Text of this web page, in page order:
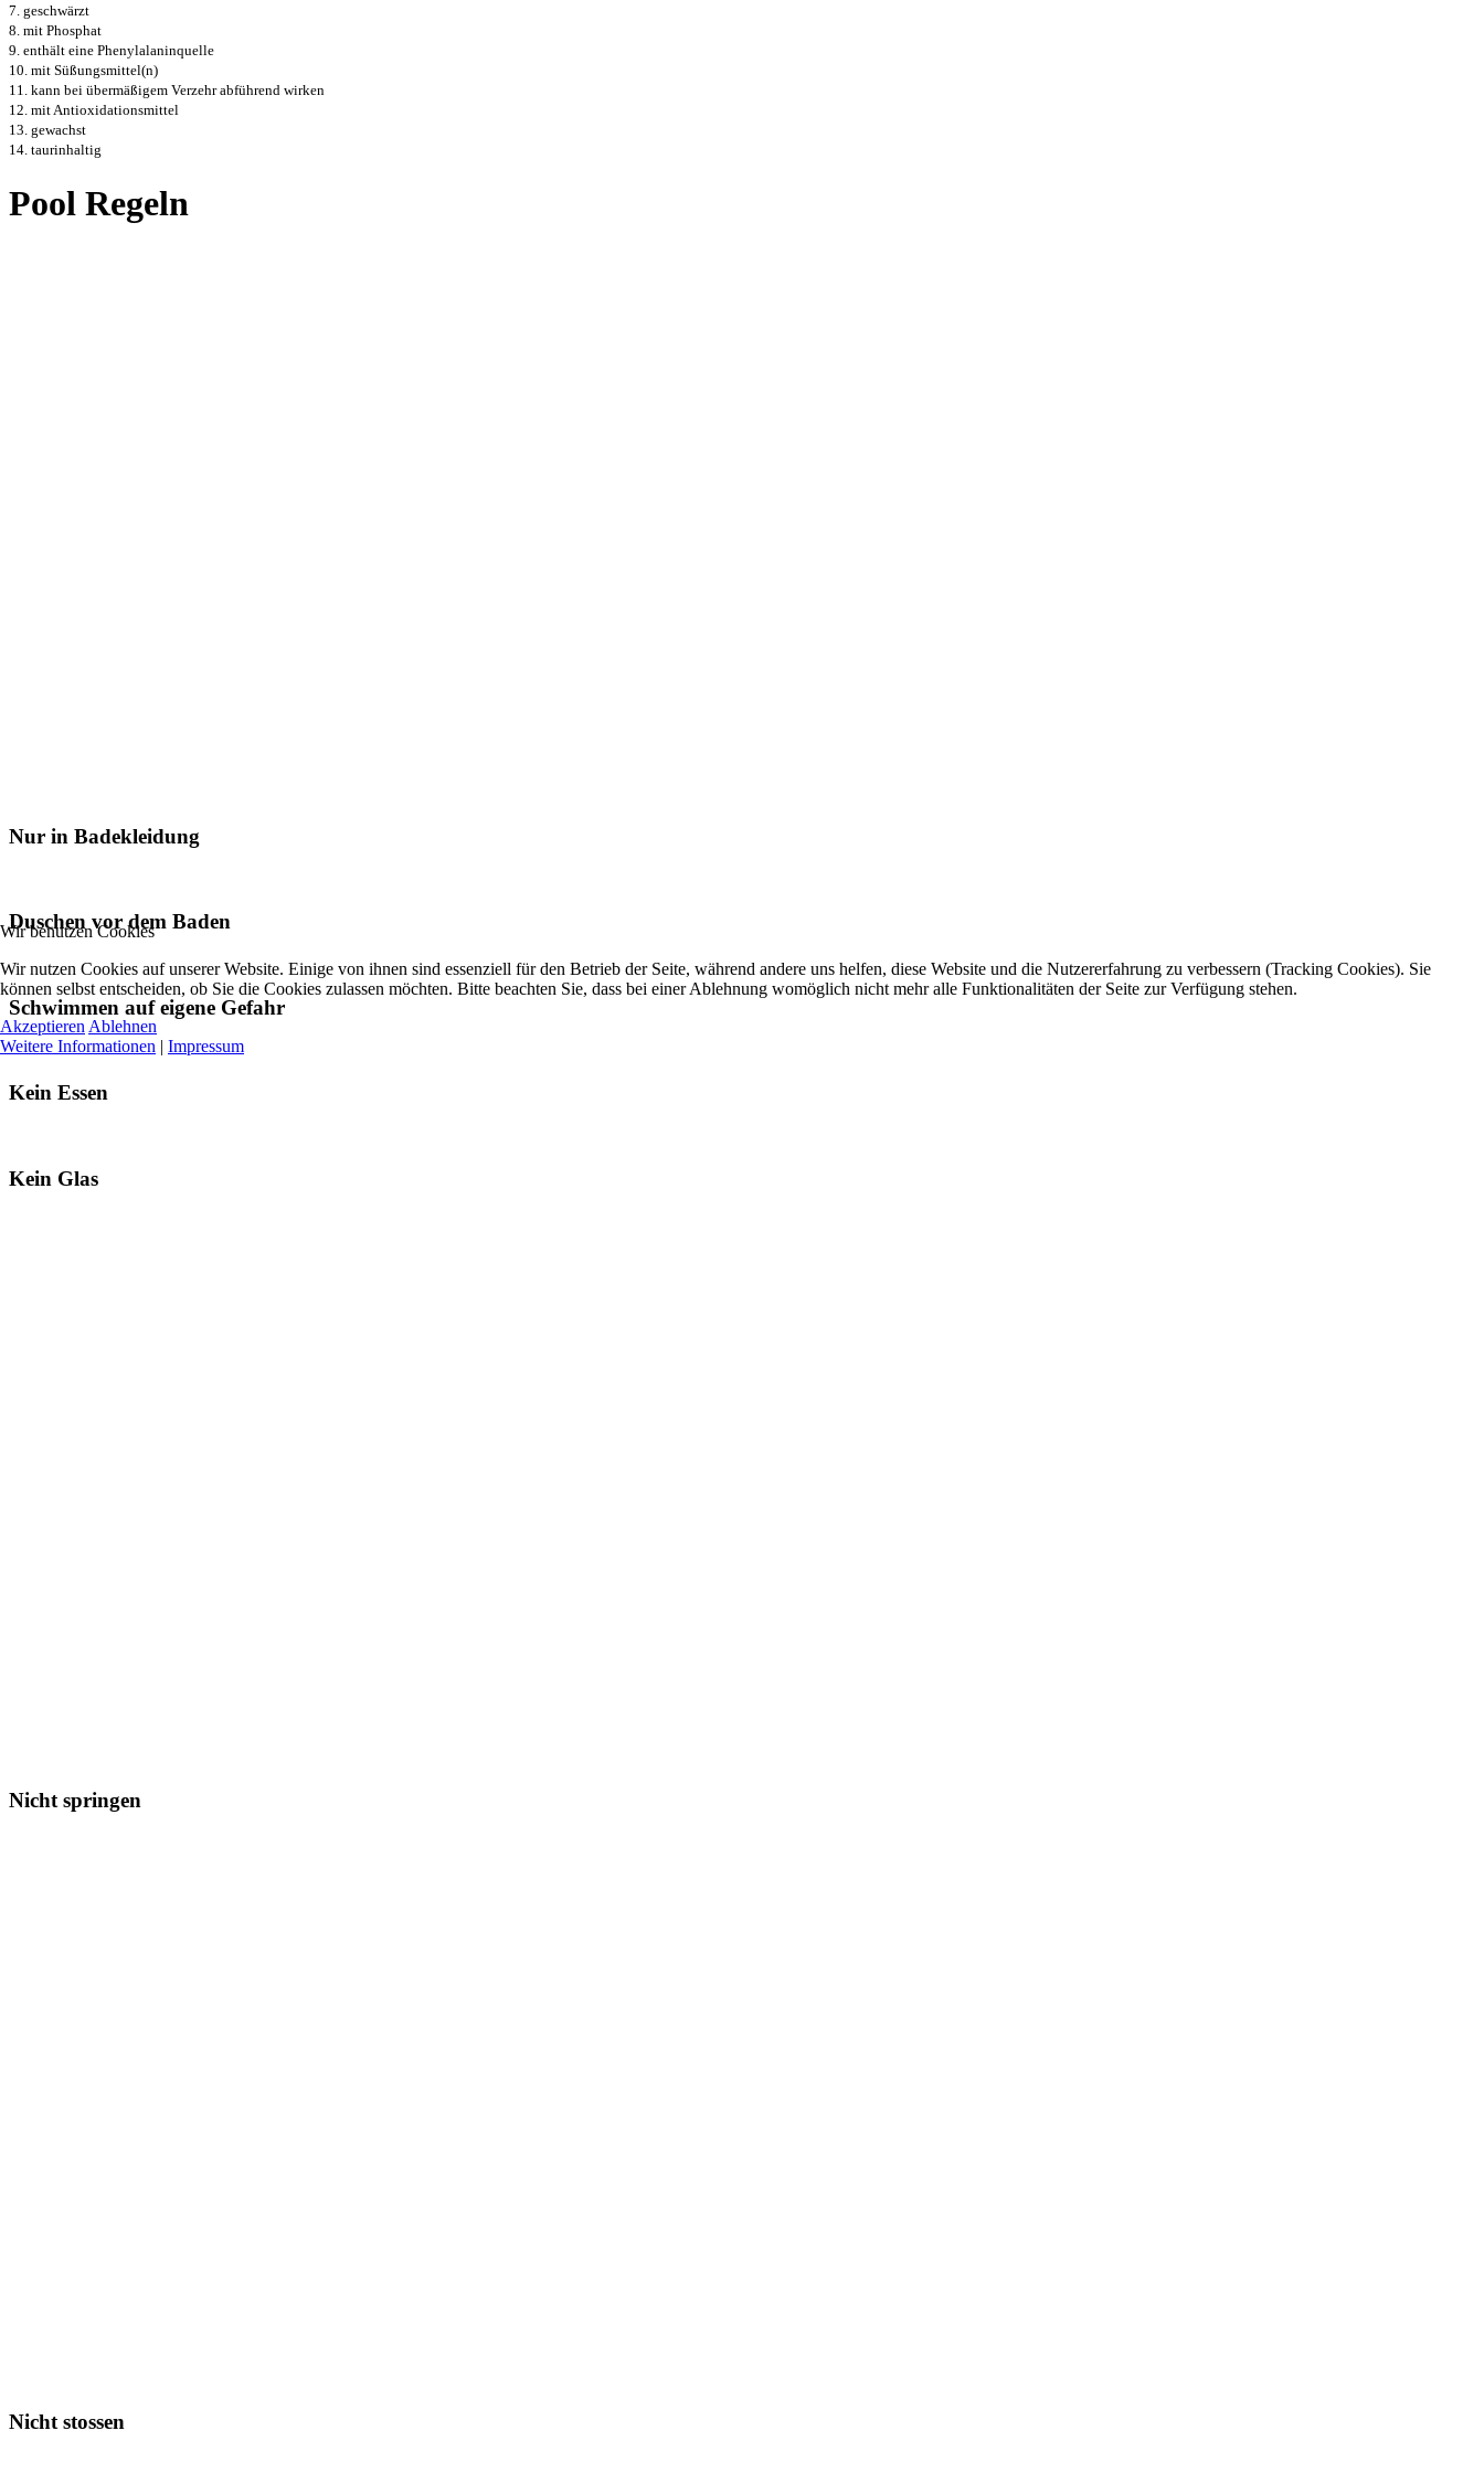
7. geschwärzt
8. mit Phosphat
9. enthält eine Phenylalaninquelle
10. mit Süßungsmittel(n)
11. kann bei übermäßigem Verzehr abführend wirken
12. mit Antioxidationsmittel
13. gewachst
14. taurinhaltig
Pool Regeln
Nur in Badekleidung
Duschen vor dem Baden
Schwimmen auf eigene Gefahr
Kein Essen
Kein Glas
Nicht springen
Nicht stossen
Wir benutzen Cookies
Wir nutzen Cookies auf unserer Website. Einige von ihnen sind essenziell für den Betrieb der Seite, während andere uns helfen, diese Website und die Nutzererfahrung zu verbessern (Tracking Cookies). Sie
können selbst entscheiden, ob Sie die Cookies zulassen möchten. Bitte beachten Sie, dass bei einer Ablehnung womöglich nicht mehr alle Funktionalitäten der Seite zur Verfügung stehen.
Akzeptieren Ablehnen
Weitere Informationen | Impressum